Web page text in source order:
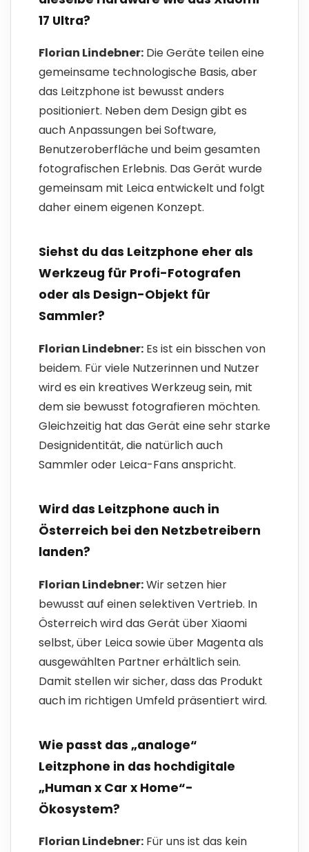
17 Ultra?
Florian Lindebner: Die Geräte teilen eine
gemeinsame technologische Basis, aber
das Leitzphone ist bewusst anders
positioniert. Neben dem Design gibt es
auch Anpassungen bei Software,
Benutzeroberfläche und beim gesamten
fotografischen Erlebnis. Das Gerät wurde
gemeinsam mit Leica entwickelt und folgt
daher einem eigenen Konzept.
Siehst du das Leitzphone eher als
Werkzeug für Profi-Fotografen
oder als Design-Objekt für
Sammler?
Florian Lindebner: Es ist ein bisschen von
beidem. Für viele Nutzerinnen und Nutzer
wird es ein kreatives Werkzeug sein, mit
dem sie bewusst fotografieren möchten.
Gleichzeitig hat das Gerät eine sehr starke
Designidentität, die natürlich auch
Sammler oder Leica-Fans anspricht.
Wird das Leitzphone auch in
Österreich bei den Netzbetreibern
landen?
Florian Lindebner:Wir setzen hier
bewusst auf einen selektiven Vertrieb. In
Österreich wird das Gerät über Xiaomi
selbst, über Leica sowie über Magenta als
ausgewählten Partner erhältlich sein.
Damit stellen wir sicher, dass das Produkt
auch im richtigen Umfeld präsentiert wird.
Wie passt das „analoge“
Leitzphone in das hochdigitale
„Human x Car x Home“-
Ökosystem?
Florian Lindebner: Für uns ist das kein